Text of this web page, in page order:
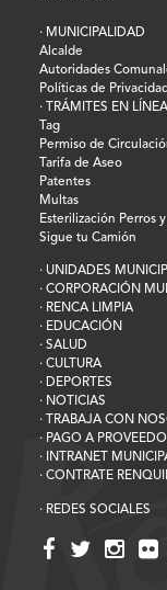
· MUNICIPALIDAD
Alcalde
Autoridades
Políticas de Privacidad
· TRÁMITES EN LÍNEA
Tag
Permiso de
Tarifa de Aseo
Patentes
Multas
Esterilización Perros
Sigue tu Camión
· UNIDADES
· CORPORACIÓN
· RENCA LIMPIA
· EDUCACIÓN
· SALUD
· CULTURA
· DEPORTES
· NOTICIAS
· TRABAJA CON
· PAGO A
· INTRANET
· CONTRATE
· REDES SOCIALES